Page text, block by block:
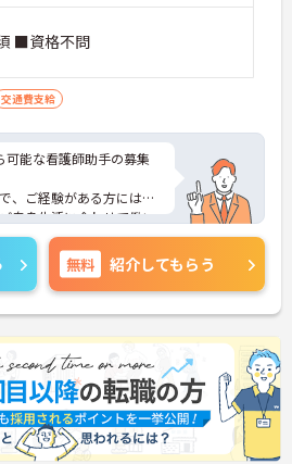
■資格不問
交通費支給
能な看護師助手の募集
、ご経験がある方にはぜ
自身生活に合わせて働い
る方は、面接のポイント
お問い合わせください。
無料 紹介してもらう